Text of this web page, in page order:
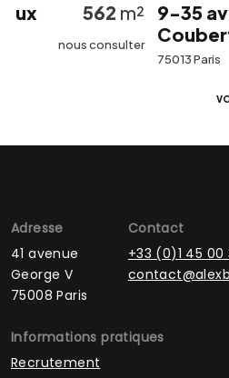
562m²
nous consulter
9-35
75013 Paris
Adresse
41 avenue
George V
75008 Paris
Contact
+33 (0)1 45 00
Informations pratiques
Recrutement